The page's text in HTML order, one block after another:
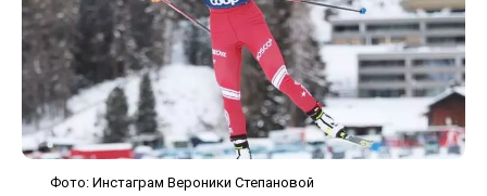
Фото: Инстаграм Вероники Степановой